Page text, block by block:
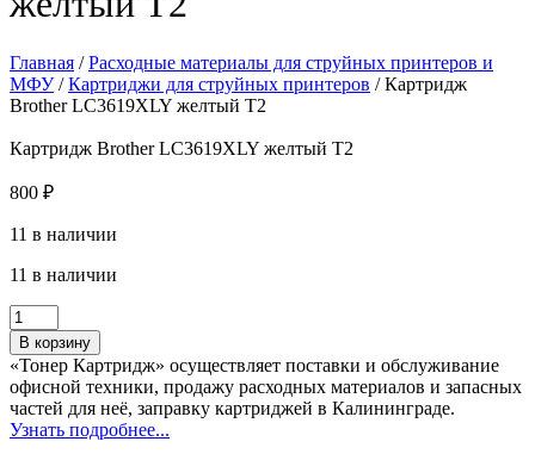
Главная /Расходные материалы для струйных принтеров и
МФУ/Картриджи для струйных принтеров / Картридж
Brother LC3619XLY желтый Т2
Картридж Brother LC3619XLY желтый Т2
800 ₽
11 в наличии
11 в наличии
Количество
товара
Картридж
Brother
LC3619XLY
желтый
Т2
В корзину
«Тонер Картридж» осуществляет поставки и обслуживание
офисной техники, продажу расходных материалов и запасных
частей для неё, заправку картриджей в Калининграде.
Узнать подробнее...